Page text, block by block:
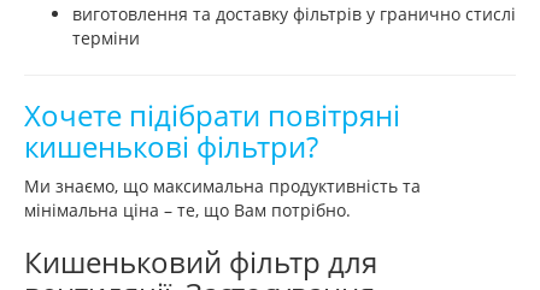
виготовлення та доставку фільтрів у гранично стислі
терміни
Хочете підібрати повітряні
кишенькові фільтри?
Ми знаємо, що максимальна продуктивність та
мінімальна ціна – те, що Вам потрібно.
Кишеньковий фільтр для